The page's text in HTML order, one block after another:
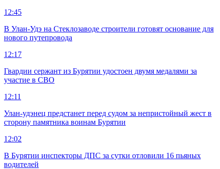
12:45
В Улан-Удэ на Стеклозаводе строители готовят основание для
нового путепровода
12:17
Гвардии сержант из Бурятии удостоен двумя медалями за
участие в СВО
12:11
Улан-удэнец предстанет перед судом за непристойный жест в
сторону памятника воинам Бурятии
12:02
В Бурятии инспекторы ДПС за сутки отловили 16 пьяных
водителей